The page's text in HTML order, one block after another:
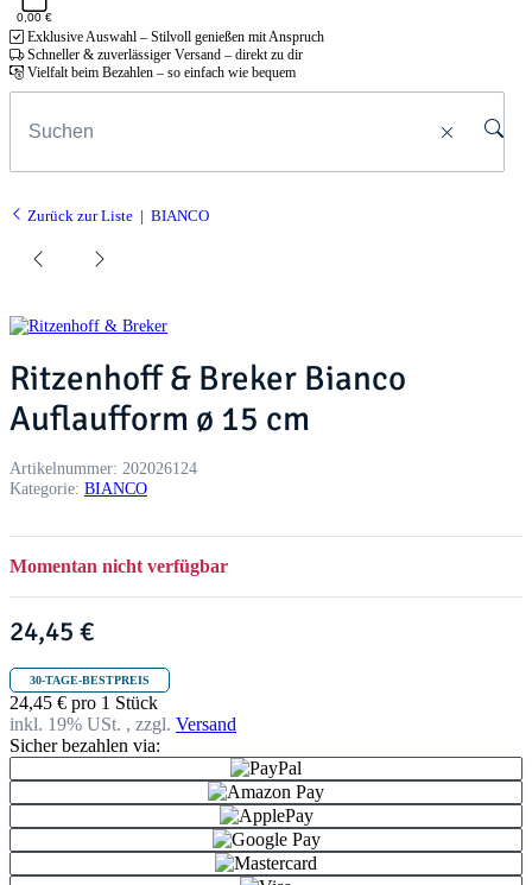
0,00 €
Exklusive Auswahl – Stilvoll genießen mit Anspruch
Schneller & zuverlässiger Versand – direkt zu dir
Vielfalt beim Bezahlen – so einfach wie bequem
Zurück zur Liste BIANCO
Ritzenhoff & Breker Bianco
Auflaufform ø 15 cm
Artikelnummer: 202026124
Kategorie: BIANCO
Momentan nicht verfügbar
24,45 €
30-TAGE-BESTPREIS
24,45 € pro 1 Stück
inkl. 19% USt. , zzgl. Versand
Sicher bezahlen via: